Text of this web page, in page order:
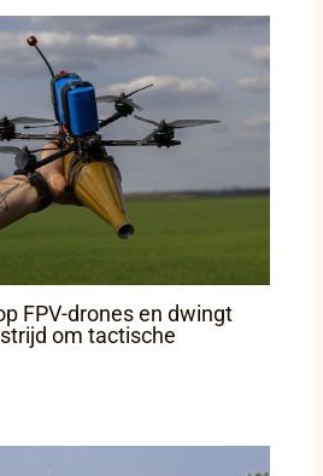
FPV-drones en dwingt
om tactische